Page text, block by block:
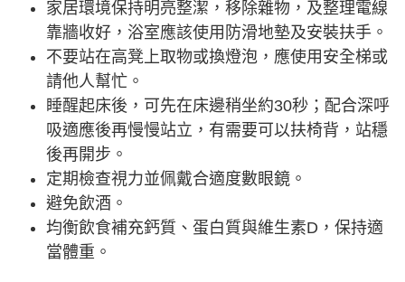
家居環境保持明亮整潔，移除雜物，及整理電線
靠牆收好，浴室應該使用防滑地墊及安裝扶手。
不要站在高凳上取物或換燈泡，應使用安全梯或
請他人幫忙。
睡醒起床後，可先在床邊稍坐約30秒；配合深呼
吸適應後再慢慢站立，有需要可以扶椅背，站穩
後再開步。
定期檢查視力並佩戴合適度數眼鏡。
避免飲酒。
均衡飲食補充鈣質、蛋白質與維生素D，保持適
當體重。